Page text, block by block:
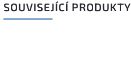
SOUVISEJÍCÍ PRODUKTY